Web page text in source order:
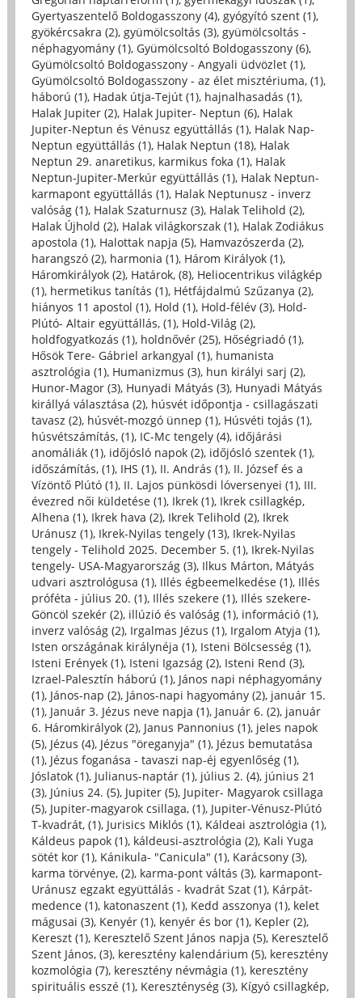
Gyertyaszentelő Boldogasszony (4), gyógyító szent (1),
gyökércsakra (2), gyümölcsoltás (3), gyümölcsoltás -
néphagyomány (1), Gyümölcsoltó Boldogasszony (6),
Gyümölcsoltó Boldogasszony - Angyali üdvözlet (1),
Gyümölcsoltó Boldogasszony - az élet misztériuma, (1),
háború (1), Hadak útja-Tejút (1), hajnalhasadás (1),
Halak Jupiter (2), Halak Jupiter- Neptun (6), Halak
Jupiter-Neptun és Vénusz együttállás (1), Halak Nap-
Neptun együttállás (1), Halak Neptun (18), Halak
Neptun 29. anaretikus, karmikus foka (1), Halak
Neptun-Jupiter-Merkúr együttállás (1), Halak Neptun-
karmapont együttállás (1), Halak Neptunusz - inverz
valóság (1), Halak Szaturnusz (3), Halak Telihold (2),
Halak Újhold (2), Halak világkorszak (1), Halak Zodiákus
apostola (1), Halottak napja (5), Hamvazószerda (2),
harangszó (2), harmonia (1), Három Királyok (1),
Háromkirályok (2), Határok, (8), Heliocentrikus világkép
(1), hermetikus tanítás (1), Hétfájdalmú Szűzanya (2),
hiányos 11 apostol (1), Hold (1), Hold-félév (3), Hold-
Plútó- Altair együttállás, (1), Hold-Világ (2),
holdfogyatkozás (1), holdnővér (25), Hőségriadó (1),
Hősök Tere- Gábriel arkangyal (1), humanista
asztrológia (1), Humanizmus (3), hun királyi sarj (2),
Hunor-Magor (3), Hunyadi Mátyás (3), Hunyadi Mátyás
királlyá választása (2), húsvét időpontja - csillagászati
tavasz (2), húsvét-mozgó ünnep (1), Húsvéti tojás (1),
húsvétszámítás, (1), IC-Mc tengely (4), időjárási
anomáliák (1), időjósló napok (2), időjósló szentek (1),
időszámítás, (1), IHS (1), II. András (1), II. József és a
Vízöntő Plútó (1), II. Lajos pünkösdi lóversenyei (1), III.
évezred női küldetése (1), Ikrek (1), Ikrek csillagkép,
Alhena (1), Ikrek hava (2), Ikrek Telihold (2), Ikrek
Uránusz (1), Ikrek-Nyilas tengely (13), Ikrek-Nyilas
tengely - Telihold 2025. December 5. (1), Ikrek-Nyilas
tengely- USA-Magyarország (3), Ilkus Márton, Mátyás
udvari asztrológusa (1), Illés égbeemelkedése (1), Illés
próféta - július 20. (1), Illés szekere (1), Illés szekere-
Göncöl szekér (2), illúzió és valóság (1), információ (1),
inverz valóság (2), Irgalmas Jézus (1), Irgalom Atyja (1),
Isten országának királynéja (1), Isteni Bölcsesség (1),
Isteni Erények (1), Isteni Igazság (2), Isteni Rend (3),
Izrael-Palesztín háború (1), János napi néphagyomány
(1), János-nap (2), János-napi hagyomány (2), január 15.
(1), Január 3. Jézus neve napja (1), Január 6. (2), január
6. Háromkirályok (2), Janus Pannonius (1), jeles napok
(5), Jézus (4), Jézus "öreganyja" (1), Jézus bemutatása
(1), Jézus foganása - tavaszi nap-éj egyenlőség (1),
Jóslatok (1), Julianus-naptár (1), július 2. (4), június 21
(3), Június 24. (5), Jupiter (5), Jupiter- Magyarok csillaga
(5), Jupiter-magyarok csillaga, (1), Jupiter-Vénusz-Plútó
T-kvadrát, (1), Jurisics Miklós (1), Káldeai asztrológia (1),
Káldeus papok (1), káldeusi-asztrológia (2), Kali Yuga
sötét kor (1), Kánikula- "Canicula" (1), Karácsony (3),
karma törvénye, (2), karma-pont váltás (3), karmapont-
Uránusz egzakt együttálás - kvadrát Szat (1), Kárpát-
medence (1), katonaszent (1), Kedd asszonya (1), kelet
mágusai (3), Kenyér (1), kenyér és bor (1), Kepler (2),
Kereszt (1), Keresztelő Szent János napja (5), Keresztelő
Szent János, (3), keresztény kalendárium (5), keresztény
kozmológia (7), keresztény névmágia (1), keresztény
spirituális esszé (1), Kereszténység (3), Kígyó csillagkép,